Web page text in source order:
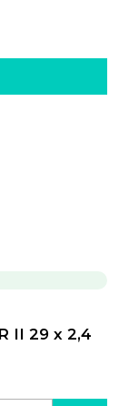
II 29 x 2,4